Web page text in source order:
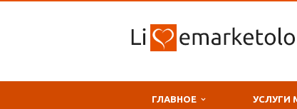
ГЛАВНОЕ УСЛУГИ